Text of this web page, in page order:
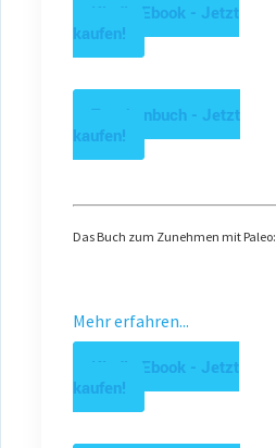
Kindle Ebook - Jetzt
kaufen!
Taschenbuch - Jetzt
kaufen!
Das Buch zum Zunehmen mit Paleo:
Mehr erfahren...
Kindle Ebook - Jetzt
kaufen!